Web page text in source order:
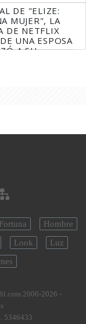
DE "ELIZE:
MUJER", LA
DE NETFLIX
UNA ESPOSA
A SU
Fortuna
Hombre
Look
Luz
2006-2026 -
5346433